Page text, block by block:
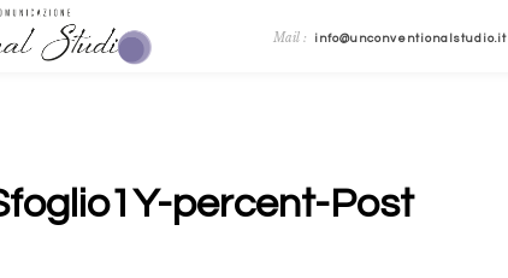
Mail : info@unconventionalstudio.it
percent-Post